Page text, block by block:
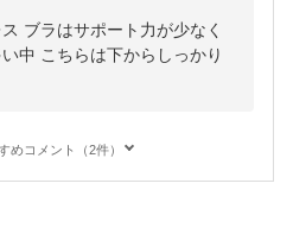
ブラはサポート力が少なく
中 こちらは下からしっかり
めコメント（2件）